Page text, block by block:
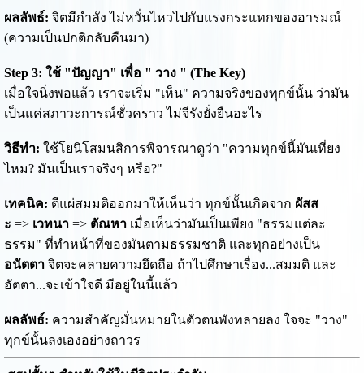
ผลลัพธ์: จิตมีกำลัง ไม่หวั่นไหวไปกับแรงกระแทกของอารมณ์
(ความเป็นปกติกลับคืนมา)
Step 3: ใช้ "ปัญญา" เพื่อ " วาง " (The Key)
เมื่อใจนิ่งพอแล้ว เราจะเริ่ม "เห็น" ความจริงของทุกข์นั้น ว่ามัน
เป็นแค่สภาวะการณ์ชั่วคราว ไม่จีรังยั่งยืนอะไร
วิธีทำ: ใช้โยนิโสมนสิการพิจารณาดูว่า "ความทุกข์นี้มันเที่ยง
ไหม? มันเป็นเราจริงๆ หรือ?"
เทคนิค: ตีแผ่สมมติออกมาให้เห็นว่า ทุกข์นั้นเกิดจาก ผัสส
ะ => เวทนา=> ตัณหาเมื่อเห็นว่ามันเป็นเพียง "ธรรมแต่ละ
ธรรม" ที่ทำหน้าที่ของมันตามธรรมชาติ และทุกอย่างเป็น
อนัตตาจิตจะคลายความยึดถือ ถ้าไปศึกษาเรื่อง...สมมติ และ
อัตตา...จะเข้าใจดี มีอยู่ในนี้แล้ว
ผลลัพธ์: ความสำคัญมั่นหมายในตัวตนพังทลายลง ใจจะ "วาง"
ทุกข์นั้นลงเองอย่างถาวร